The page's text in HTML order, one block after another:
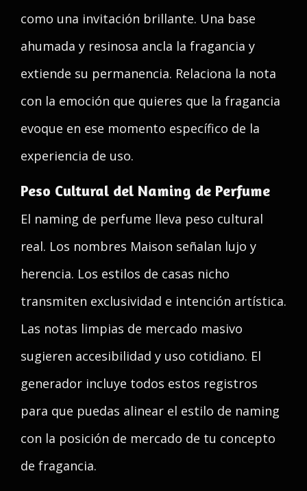
como una invitación brillante. Una base
ahumada y resinosa ancla la fragancia y
extiende su permanencia. Relaciona la nota
con la emoción que quieres que la fragancia
evoque en ese momento específico de la
experiencia de uso.
Peso Cultural del Naming de Perfume
El naming de perfume lleva peso cultural
real. Los nombres Maison señalan lujo y
herencia. Los estilos de casas nicho
transmiten exclusividad e intención artística.
Las notas limpias de mercado masivo
sugieren accesibilidad y uso cotidiano. El
generador incluye todos estos registros
para que puedas alinear el estilo de naming
con la posición de mercado de tu concepto
de fragancia.